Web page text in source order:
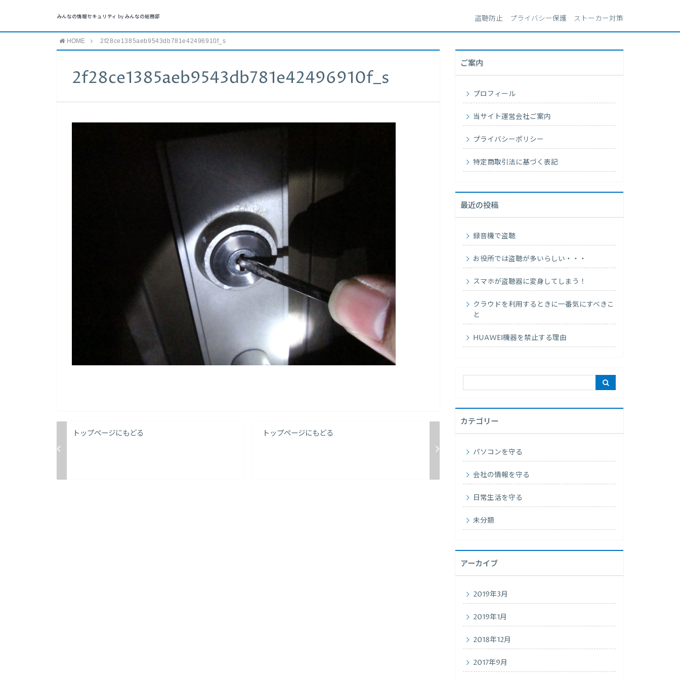
みんなの情報セキュリティ by みんなの総務部 盗聴防止 プライバシー保護 ストーカー対策
HOME 2f28ce1385aeb9543db781e42496910f_s
2f28ce1385aeb9543db781e42496910f_s
トップページにもどる トップページにもどる
ご案内
プロフィール
当サイト運営会社ご案内
プライバシーポリシー
特定商取引法に基づく表記
最近の投稿
録音機で盗聴
お役所では盗聴が多いらしい・・・
スマホが盗聴器に変身してしまう！
クラウドを利用するときに一番気にすべきこ
と
HUAWEI機器を禁止する理由
カテゴリー
パソコンを守る
会社の情報を守る
日常生活を守る
未分類
アーカイブ
2019年3月
2019年1月
2018年12月
2017年9月